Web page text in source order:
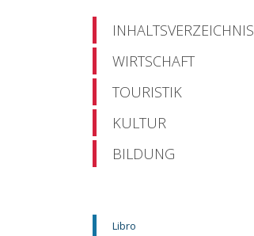
INHALTSVERZEICHNIS
WIRTSCHAFT
TOURISTIK
KULTUR
BILDUNG
Libro